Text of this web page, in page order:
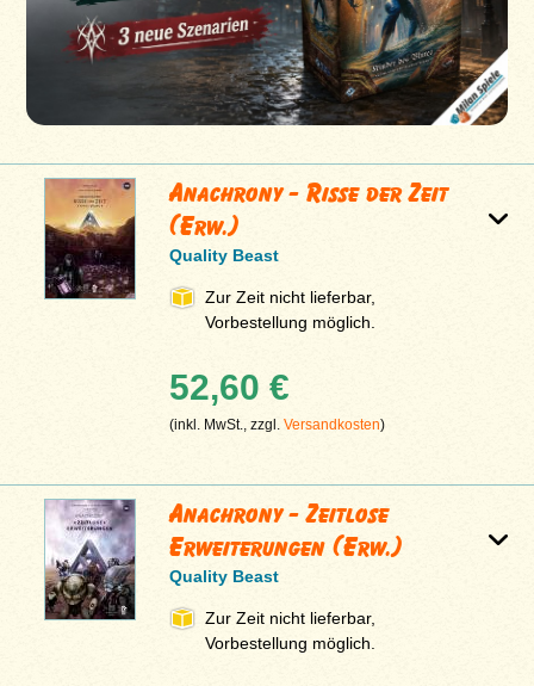
Anachrony - Risse der Zeit
(Erw.)
Quality Beast
Zur Zeit nicht lieferbar,
Vorbestellung möglich.
52,60 €
(inkl. MwSt., zzgl.Versandkosten)
Anachrony - Zeitlose
Erweiterungen (Erw.)
Quality Beast
Zur Zeit nicht lieferbar,
Vorbestellung möglich.